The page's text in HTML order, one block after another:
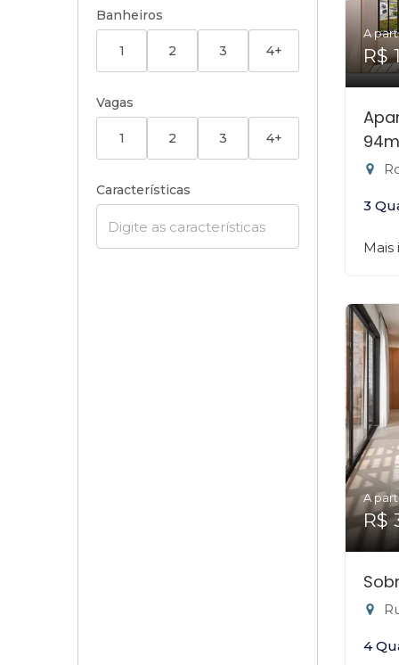
Banheiros
1 2 3 4+
Vagas
1 2 3 4+
Características
A
R$
3
Mais
A
R$
4